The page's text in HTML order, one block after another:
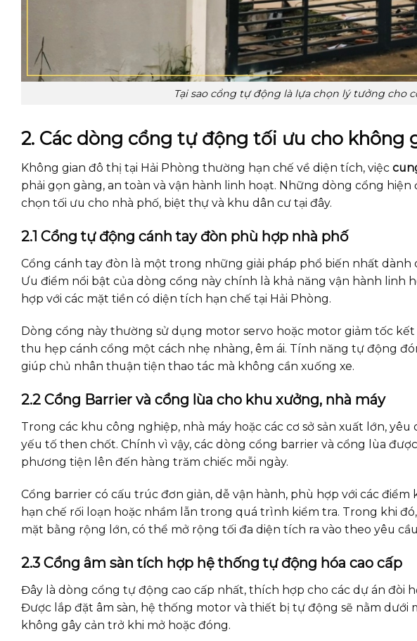
Tại sao cổng tự động là lựa chọn lý tưởng cho
2. Các dòng cổng tự động tối ưu cho không
Không gian đô thị tại Hải Phòng thường hạn chế về diện tích, việc
phải gọn gàng, an toàn và vận hành linh hoạt. Những dòng cổng
chọn tối ưu cho nhà phố, biệt thự và khu dân cư tại đây.
2.1 Cổng tự động cánh tay đòn phù hợp nhà phố
Cổng cánh tay đòn là một trong những giải pháp phổ biến nhất dành
Ưu điểm nổi bật của dòng cổng này chính là khả năng vận hành linh
hợp với các mặt tiền có diện tích hạn chế tại Hải Phòng.
Dòng cổng này thường sử dụng motor servo hoặc motor giảm tốc
thu hẹp cánh cổng một cách nhẹ nhàng, êm ái. Tính năng tự động
giúp chủ nhân thuận tiện thao tác mà không cần xuống xe.
2.2 Cổng Barrier và cổng lùa cho khu xưởng, nhà máy
Trong các khu công nghiệp, nhà máy hoặc các cơ sở sản xuất lớn,
yếu tố then chốt. Chính vì vậy, các dòng cổng barrier và cổng lùa
phương tiện lên đến hàng trăm chiếc mỗi ngày.
Cổng barrier có cấu trúc đơn giản, dễ vận hành, phù hợp với các
hạn chế rối loạn hoặc nhầm lẫn trong quá trình kiểm tra. Trong khi
mặt bằng rộng lớn, có thể mở rộng tối đa diện tích ra vào theo yêu
2.3 Cổng âm sàn tích hợp hệ thống tự động hóa cao cấp
Đây là dòng cổng tự động cao cấp nhất, thích hợp cho các dự án đòi
Được lắp đặt âm sàn, hệ thống motor và thiết bị tự động sẽ nằm
không gây cản trở khi mở hoặc đóng.